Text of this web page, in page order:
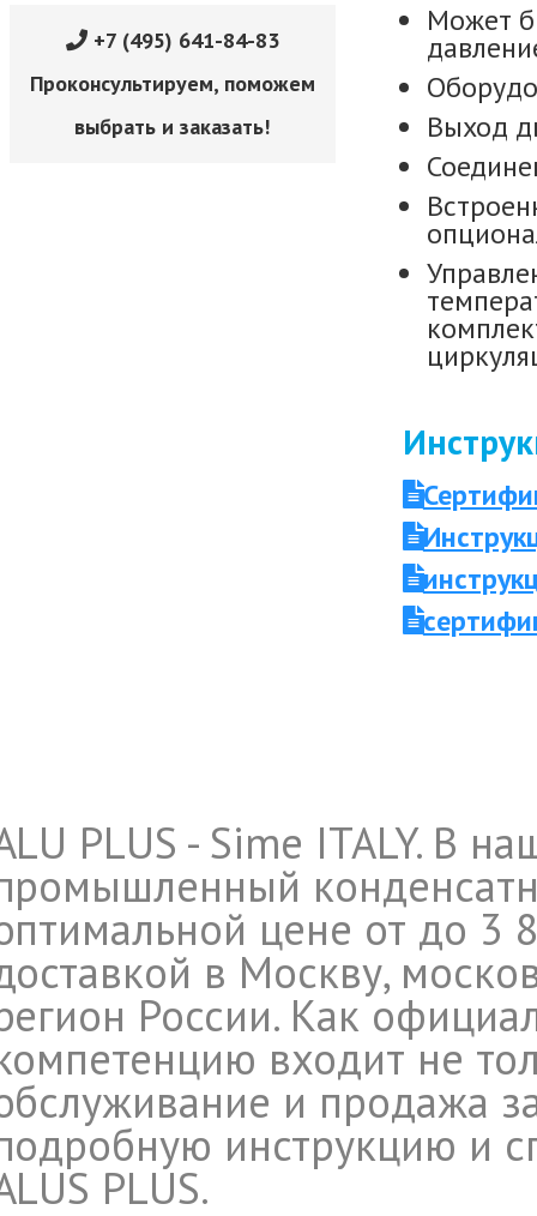
+7 (495) 641-84-83
Проконсультируем, поможем
выбрать и заказать!
Может
Выход
PLUS - Sime ITALY. В
цене от до 3
в Москву,
России. Как
входит не
и продажа
инструкцию и
PLUS.